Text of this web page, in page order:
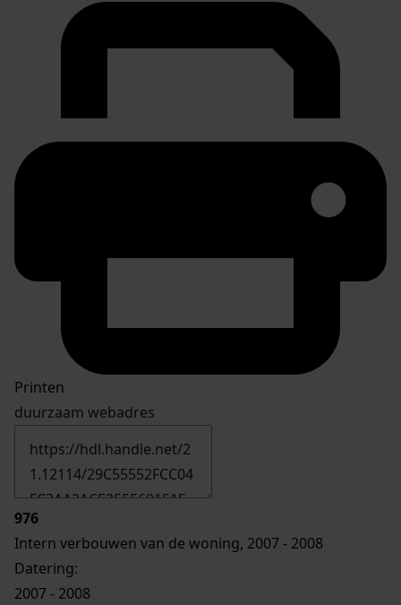
Printen
duurzaam webadres
976
Intern verbouwen van de woning, 2007 - 2008
Datering:
2007 - 2008